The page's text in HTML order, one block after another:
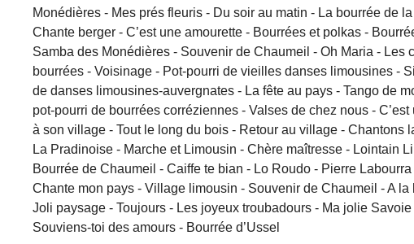
Monédières - Mes prés fleuris - Du soir au matin - La bourrée de
Chante berger - C’est une amourette - Bourrées et polkas -
Samba des Monédières - Souvenir de Chaumeil - Oh Maria -
bourrées - Voisinage - Pot-pourri de vieilles danses limousines -
de danses limousines-auvergnates - La fête au pays - Tango de
pot-pourri de bourrées corréziennes - Valses de chez nous -
à son village - Tout le long du bois - Retour au village - Chantons
La Pradinoise - Marche et Limousin - Chère maîtresse - Lointain
Bourrée de Chaumeil - Caiffe te bian - Lo Roudo - Pierre
Chante mon pays - Village limousin - Souvenir de Chaumeil - A
Joli paysage - Toujours - Les joyeux troubadours - Ma jolie
Souviens-toi des amours - Bourrée d’Ussel